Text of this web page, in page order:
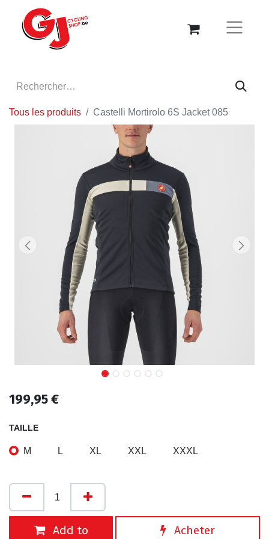
Tous les produits Castelli Mortirolo 6S Jacket 085
199,95€
TAILLE
M L XL XXL XXXL
Add to Acheter